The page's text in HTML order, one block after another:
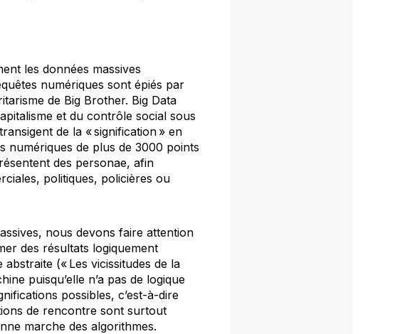
les données massives
numériques sont épiés par
de Big Brother. Big Data
et du contrôle social sous
de la « signification » en
numériques de plus de 3000 points
des personae, afin
politiques, policières ou
nous devons faire attention
des résultats logiquement
abstraite (« Les vicissitudes de la
puisqu’elle n’a pas de logique
possibles, c’est-à-dire
de rencontre sont surtout
marche des algorithmes.